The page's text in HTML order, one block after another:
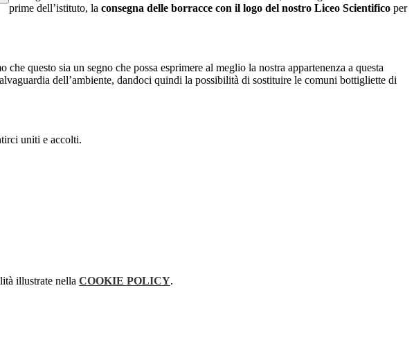
prime dell’istituto, la consegna delle borracce con il logo del nostro Liceo Scientifico per
questo sia un segno che possa esprimere al meglio la nostra appartenenza a questa
dell’ambiente, dandoci quindi la possibilità di sostituire le comuni bottigliette di
uniti e accolti.
illustrate nella COOKIE POLICY.